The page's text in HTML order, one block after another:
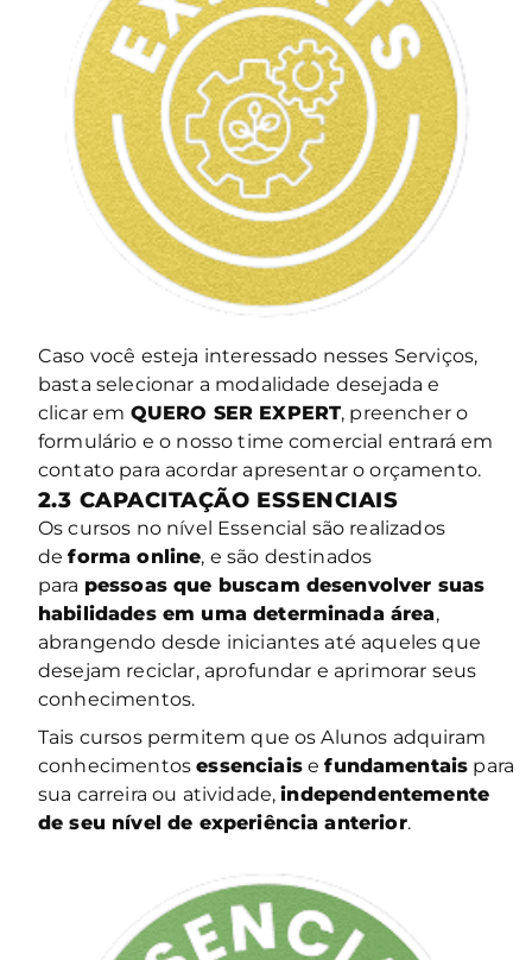
Caso você esteja interessado nesses Serviços,
basta selecionar a modalidade desejada e
clicar em QUERO SER EXPERT, preencher o
formulário e o nosso time comercial entrará em
contato para acordar apresentar o orçamento.
2.3 CAPACITAÇÃO ESSENCIAIS
Os cursos no nível Essencial são realizados
deforma online, e são destinados
para pessoas que buscam desenvolver suas
habilidades em uma determinada área,
abrangendo desde iniciantes até aqueles que
desejam reciclar, aprofundar e aprimorar seus
conhecimentos.
Tais cursos permitem que os Alunos adquiram
conhecimentosessenciaisefundamentais para
sua carreira ou atividade,independentemente
de seu nível de experiência anterior.